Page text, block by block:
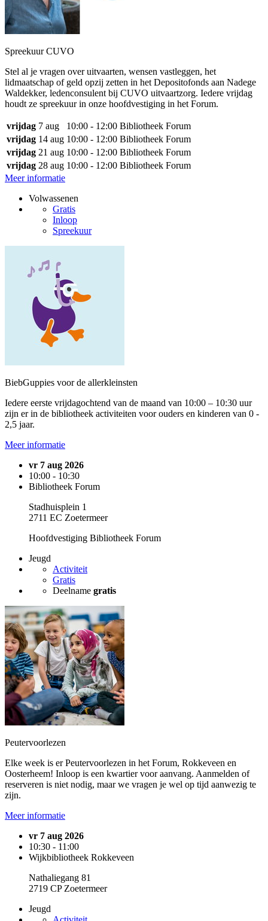
Spreekuur CUVO
Stel al je vragen over uitvaarten, wensen vastleggen, het
lidmaatschap of geld opzij zetten in het Depositofonds aan Nadege
Waldekker, ledenconsulent bij CUVO uitvaartzorg. Iedere vrijdag
houdt ze spreekuur in onze hoofdvestiging in het Forum.
vrijdag 7 aug 10:00 - 12:00 Bibliotheek Forum
vrijdag 14 aug 10:00 - 12:00 Bibliotheek Forum
vrijdag 21 aug 10:00 - 12:00 Bibliotheek Forum
vrijdag 28 aug 10:00 - 12:00 Bibliotheek Forum
Meer informatie
Volwassenen
Gratis
Inloop
Spreekuur
BiebGuppies voor de allerkleinsten
Iedere eerste vrijdagochtend van de maand van 10:00 – 10:30 uur
zijn er in de bibliotheek activiteiten voor ouders en kinderen van 0 -
2,5 jaar.
Meer informatie
vr 7 aug 2026
10:00 - 10:30
Bibliotheek Forum
Stadhuisplein 1
2711 EC Zoetermeer
Hoofdvestiging Bibliotheek Forum
Jeugd
Activiteit
Gratis
Deelname gratis
Peutervoorlezen
Elke week is er Peutervoorlezen in het Forum, Rokkeveen en
Oosterheem! Inloop is een kwartier voor aanvang. Aanmelden of
reserveren is niet nodig, maar we vragen je wel op tijd aanwezig te
zijn.
Meer informatie
vr 7 aug 2026
10:30 - 11:00
Wijkbibliotheek Rokkeveen
Nathaliegang 81
2719 CP Zoetermeer
Jeugd